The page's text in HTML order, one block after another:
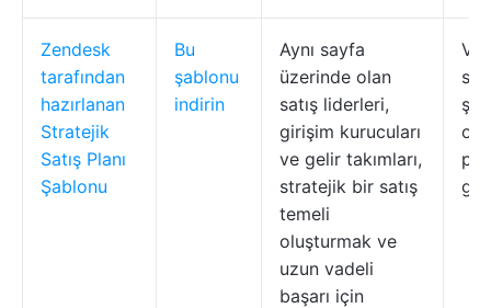
Zendesk
tarafından
hazırlanan
Stratejik
Satış Planı
Şablonu
Bu
şablonu
indirin
Aynı sayfa
üzerinde olan
satış liderleri,
girişim kurucuları
ve gelir takımları,
stratejik bir satış
temeli
oluşturmak ve
uzun vadeli
başarı için
ş